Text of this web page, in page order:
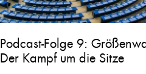
Podcast-Folge 9:
Der Kampf um die Sitze